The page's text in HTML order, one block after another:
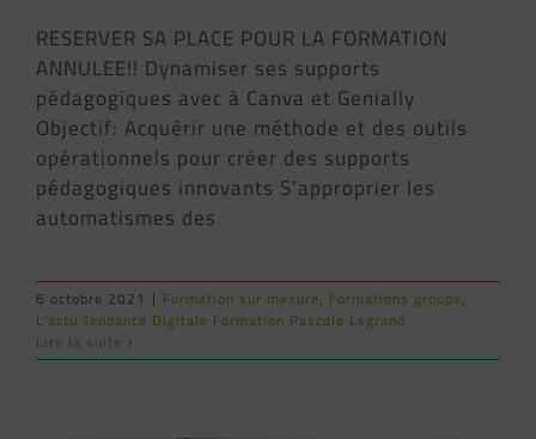
RESERVER SA PLACE POUR LA FORMATION
ANNULEE!! Dynamiser ses supports
pédagogiques avec à Canva et Genially
Objectif: Acquérir une méthode et des outils
opérationnels pour créer des supports
pédagogiques innovants S'approprier les
automatismes des
6 octobre 2021 | Formation sur mesure, Formations groupe,
L'actu Tendance Digitale Formation Pascale Legrand
Lire la suite